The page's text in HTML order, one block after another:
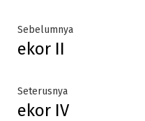
Post
navigation
SebelumnyaPrevious
ekor II
SeterusnyaNext
post:
ekor IV